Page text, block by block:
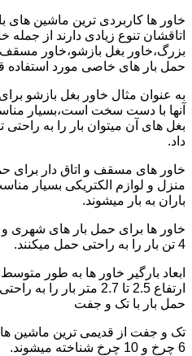
خاور ها کاربردی ترین ماشین های
اتاقشان تنوع زیادی دارند از جمله
بزرگ،خاور بغل بازشو،خاور مسقف
حمل بار های خاصی مورد استفاده
به عنوان مثال خاور بغل بازشو
آنها با دست سخت است،بسیار
بغل های آن میتوان بار را به
داد.
خاور های مسقف و اتاق دار برای
منزل و لوازم الکتریکی بسیار
باران به بار میشوند.
خاور ها برای حمل بار های شهری
4 تن بار را به راحتی حمل میکنند.
ارتفاع 2.5 تا 2.7 متر بار را به راحتی میتوان روی آنها قرار داد.
حمل بار با تک و جفت
تک و جفت از قدیمی ترین ماشین
6 چرخ و 10 چرخ شناخته میشوند.